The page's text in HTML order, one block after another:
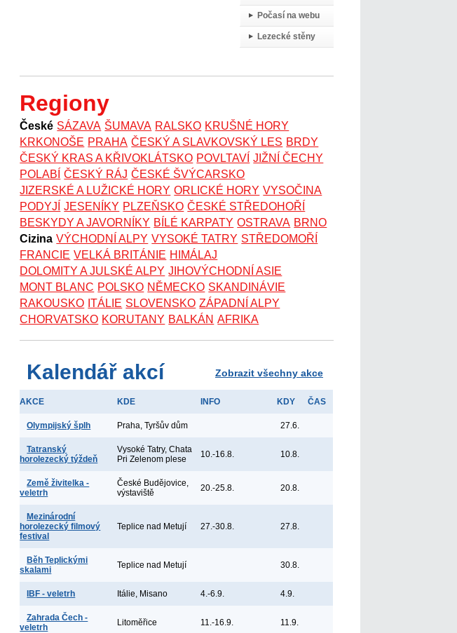
Počasí na webu
Lezecké stěny
Regiony
České SÁZAVA ŠUMAVA RALSKO KRUŠNÉ HORY
KRKONOŠE PRAHA ČESKÝ A SLAVKOVSKÝ LES BRDY
ČESKÝ KRAS A KŘIVOKLÁTSKO POVLTAVÍ JIŽNÍ ČECHY
POLABÍ
ČESKÝ RÁJ ČESKÉ ŠVÝCARSKO
JIZERSKÉ A LUŽICKÉ HORY ORLICKÉ HORY VYSOČINA
PODYJÍ
JESENÍKY PLZEŇSKO ČESKÉ STŘEDOHOŘÍ
BESKYDY A JAVORNÍKY BÍLÉ KARPATY OSTRAVA BRNO
Cizina VÝCHODNÍ ALPY VYSOKÉ TATRY STŘEDOMOŘÍ
FRANCIE VELKÁ BRITÁNIE HIMÁLAJ
DOLOMITY A JULSKÉ ALPY JIHOVÝCHODNÍ ASIE
MONT BLANC POLSKO NĚMECKO SKANDINÁVIE
RAKOUSKO ITÁLIE SLOVENSKO ZÁPADNÍ ALPY
CHORVATSKO KORUTANY BALKÁN AFRIKA
Kalendář akcí Zobrazit všechny akce
AKCE KDE INFO KDY ČAS
Olympijský šplh Praha, Tyršův dům 27.6.
Tatranský
horolezecký týždeň
Vysoké Tatry, Chata
Pri Zelenom plese
10.-16.8. 10.8.
Země živitelka -
veletrh
České Budějovice,
výstaviště
20.-25.8. 20.8.
Mezinárodní
horolezecký filmový
festival
Teplice nad Metují 27.-30.8. 27.8.
Běh Teplickými
skalami
Teplice nad Metují 30.8.
IBF - veletrh Itálie, Misano 4.-6.9. 4.9.
Zahrada Čech -
veletrh
Litoměřice 11.-16.9. 11.9.